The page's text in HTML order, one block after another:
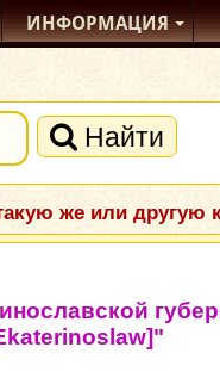
ИНФОРМАЦИЯ
Найти
же или другую